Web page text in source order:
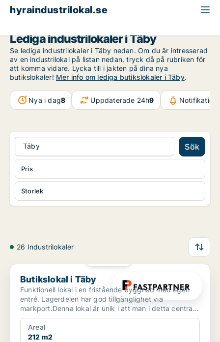
hyraindustrilokal.se
Lediga industrilokaler i Täby
Se lediga industrilokaler i Täby nedan. Om du är intresserad
av en industrilokal på listan nedan, tryck då på rubriken för
att komma vidare. Lycka till i jakten på dina nya
butikslokaler! Mer info om lediga butikslokaler i Täby.
Nya i dag8 Uppdaterade 24h9
Täby Sök
Storlek
Pris
26 Industrilokaler
Butikslokal i Täby
Butikslokal i Täby
Funktionell lokal i en fristående byggnad med egen
entré. Lagerdelen har god tillgänglighet via
markport.Denna lokal är unik i att man i detta centrala
läge ...
Areal
212 m2